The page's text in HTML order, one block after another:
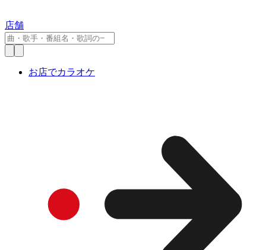
店舗
お店でカラオケ